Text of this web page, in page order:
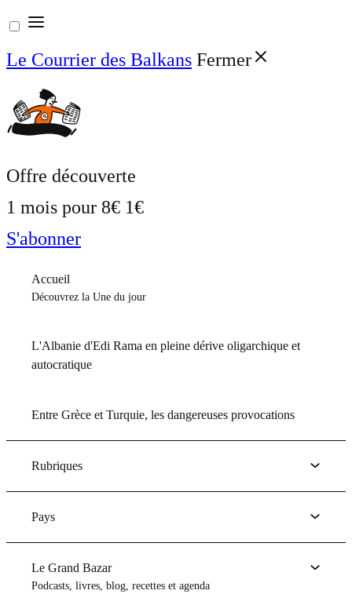
Aller
au
contenu
Le Courrier des Balkans Fermer
Offre découverte
1 mois pour 8€ 1€
S'abonner
Accueil
Découvrez la Une du jour
L'Albanie d'Edi Rama en pleine dérive oligarchique et
autocratique
Entre Grèce et Turquie, les dangereuses provocations
Rubriques
Pays
Le Grand Bazar
Podcasts, livres, blog, recettes et agenda